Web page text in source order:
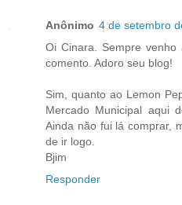
Anônimo 4 de setembro
Oi Cinara. Sempre
comento. Adoro seu blog!
Sim, quanto ao Lemon
Mercado Municipal aqui
Ainda não fui lá comprar,
de ir logo.
Bjim
Responder